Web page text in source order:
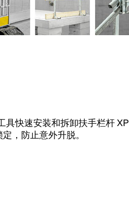
具快速安装和拆卸扶手栏杆 XP
，防止意外升脱。